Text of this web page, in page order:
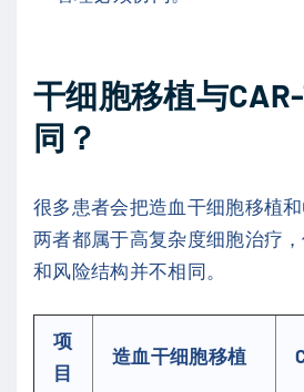
干细胞移植与
同？
很多患者会把造血干细胞移植和
两者都属于高复杂度细胞治疗
和风险结构并不相同。
项
目
造血干细胞移植